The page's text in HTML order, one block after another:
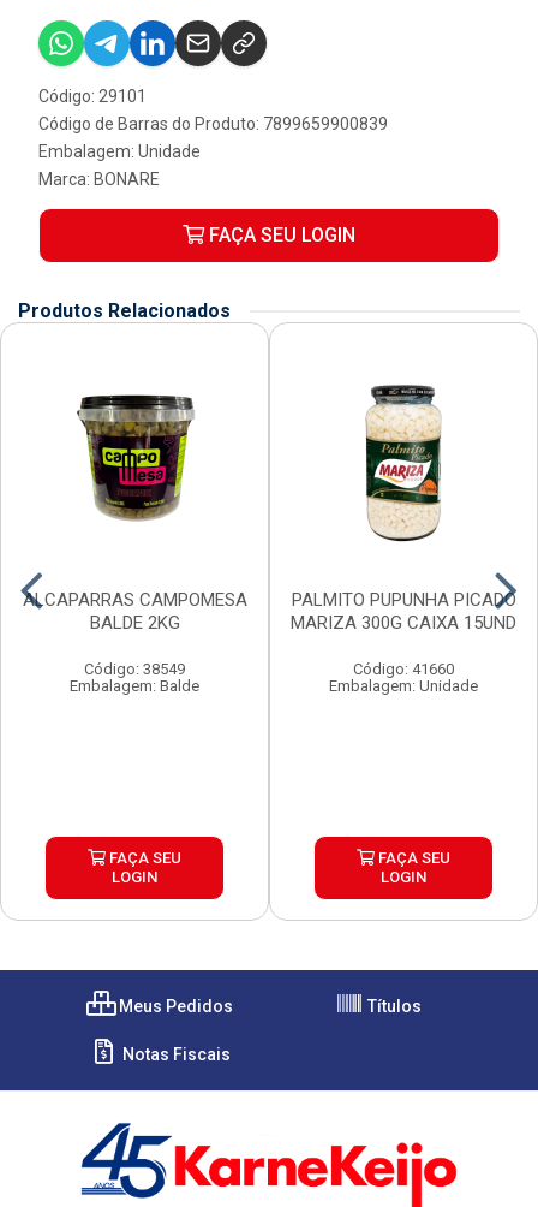
Código: 29101
Código de Barras do Produto: 7899659900839
Embalagem: Unidade
Marca: BONARE
FAÇA SEU LOGIN
Produtos Relacionados
ALCAPARRAS CAMPOMESA
BALDE 2KG
Código: 38549
Embalagem: Balde
FAÇA SEU
LOGIN
PALMITO PUPUNHA PICADO
MARIZA 300G CAIXA 15UND
Código: 41660
Embalagem: Unidade
FAÇA SEU
LOGIN
Meus Pedidos Títulos
Notas Fiscais